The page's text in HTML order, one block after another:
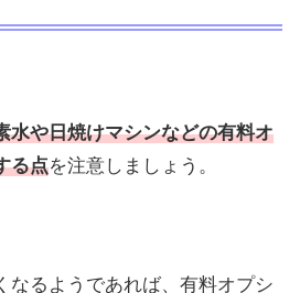
水や日焼けマシンなどの有料オ
る点を注意しましょう。
なるようであれば、有料オプシ